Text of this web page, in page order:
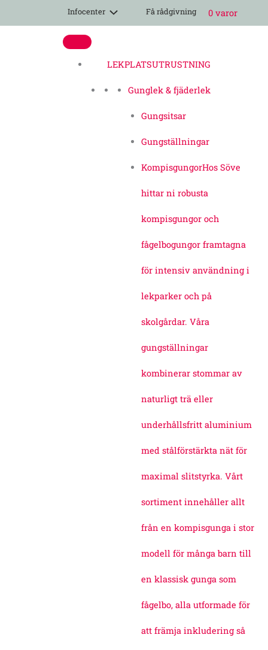
Infocenter Få rådgivning 0 varor
LEKPLATSUTRUSTNING
Gunglek & fjäderlek
Gungsitsar
Gungställningar
KompisgungorHos Söve
hittar ni robusta
kompisgungor och
fågelbogungor framtagna
för intensiv användning i
lekparker och på
skolgårdar. Våra
gungställningar
kombinerar stommar av
naturligt trä eller
underhållsfritt aluminium
med stålförstärkta nät för
maximal slitstyrka. Vårt
sortiment innehåller allt
från en kompisgunga i stor
modell för många barn till
en klassisk gunga som
fågelbo, alla utformade för
att främja inkludering så